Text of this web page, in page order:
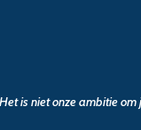
Het is niet onze ambitie